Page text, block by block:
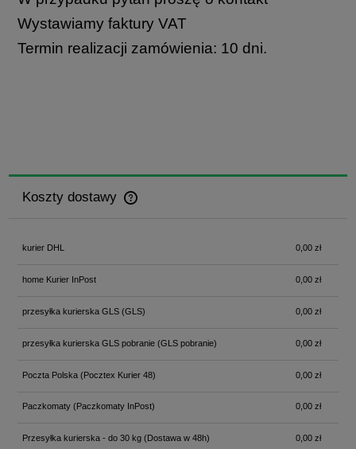
Wystawiamy faktury VAT
Termin realizacji zamówienia: 10 dni.
Koszty dostawy
Cena nie zawiera ewentualnych kosztów płatności
kurier DHL 0,00 zł
home Kurier InPost 0,00 zł
przesyłka kurierska GLS(GLS) 0,00 zł
przesyłka kurierska GLS pobranie(GLS pobranie) 0,00 zł
Poczta Polska(Pocztex Kurier 48) 0,00 zł
Paczkomaty(Paczkomaty InPost) 0,00 zł
Przesyłka kurierska - do 30 kg(Dostawa w 48h) 0,00 zł